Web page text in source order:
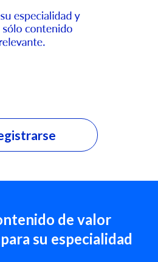
de valor
su especialidad